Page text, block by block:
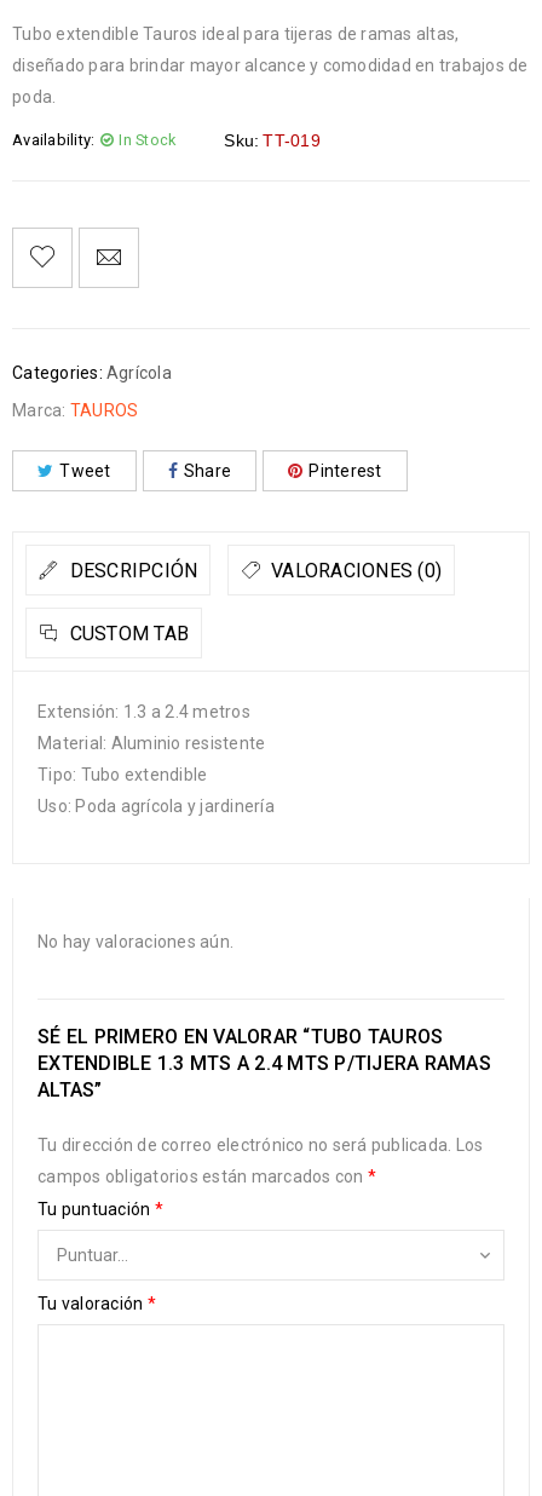
Tubo extendible Tauros ideal para tijeras de ramas altas,
diseñado para brindar mayor alcance y comodidad en trabajos de
poda.
Availability: In Stock Sku: TT-019
Categories: Agrícola
Marca: TAUROS
Tweet Share Pinterest
DESCRIPCIÓN VALORACIONES (0)
CUSTOM TAB
Extensión: 1.3 a 2.4 metros
Material: Aluminio resistente
Tipo: Tubo extendible
Uso: Poda agrícola y jardinería
No hay valoraciones aún.
SÉ EL PRIMERO EN VALORAR “TUBO TAUROS
EXTENDIBLE 1.3 MTS A 2.4 MTS P/TIJERA RAMAS
ALTAS”
Tu dirección de correo electrónico no será publicada.
Los
campos obligatorios están marcados con *
Tu puntuación *
Tu valoración *